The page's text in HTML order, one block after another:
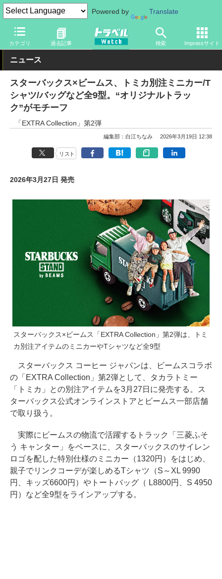
Powered by Translate
カテゴリ 過去記事 検索 Impressサイト
トラベル Watch 旅のアイテム 旅行グッズ 生活雑貨
ニュース
スターバックス×ビームス、トミカ別注ミニカー/T
シャツ/バッグなど全9型。“オリジナルトラッ
ク”がモチーフ
「EXTRA Collection」第2弾
編集部：白江ちなみ 2026年3月19日 12:38
リスト
2026年3月27日 発売
スターバックス×ビームス「EXTRA Collection」第2弾は、トミ
カ別注アイテムのミニカーやTシャツなど全9型
スターバックス コーヒー ジャパンは、ビームスコラボ
の「EXTRA Collection」第2弾として、タカラトミー
「トミカ」との別注アイテムを3月27日に発売する。ス
ターバックス公式オンラインストアとビームス一部店舗
で取り扱う。
実際にビームスの物流で活躍するトラック「三菱ふそ
う キャンター」をベースに、スターバックスのサイレン
ロゴを配した特別仕様のミニカー（1320円）をはじめ、
親子でリンクコーデが楽しめるTシャツ（S～XL 9990
円、キッズ6600円）やトートバッグ（ L8800円、S 4950
円）など全9型をラインアップする。